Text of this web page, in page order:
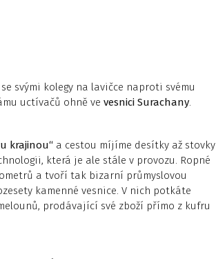
svými kolegy na lavičce naproti svému
uctívačů ohně ve vesnici Surachany.
krajinou“ a cestou míjíme desítky až stovky
která je ale stále v provozu. Ropné
a tvoří tak bizarní průmyslovou
kamenné vesnice. V nich potkáte
prodávající své zboží přímo z kufru